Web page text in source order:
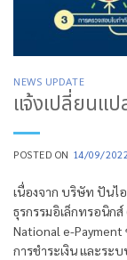
NEWS UPDATE
แจ้งเปลี่ยนแ
POSTED ON 14/09/
เนื่องจาก บริษัท ปันไอ
ธุรกรรมอิเล็กทรอนิกส์
National e-
การชําระเงิน และระ